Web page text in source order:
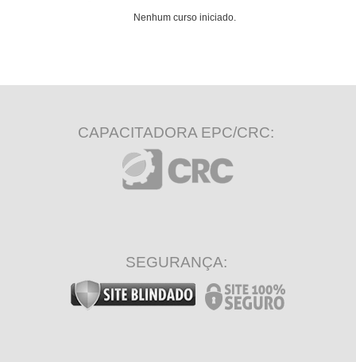
Nenhum curso iniciado.
CAPACITADORA EPC/CRC:
SEGURANÇA: